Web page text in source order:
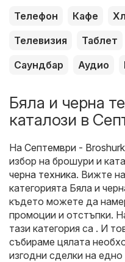
Телефон Кафе
Телевизия
Таблет
Саундбар
Аудио
Бяла и черна
каталози в
На Септември -
избор на брошури и
черна техника. Вижте
категорията Бяла и
където можете да
промоции и отстъпки.
тази категория са . И
събираме цялата
изгодни сделки на